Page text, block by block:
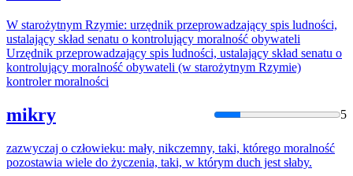
W starożytnym Rzymie: urzędnik przeprowadzający spis ludności,
ustalający skład senatu o kontrolujący moralność obywateli
Urzędnik przeprowadzający spis ludności, ustalający skład senatu o
kontrolujący moralność obywateli (w starożytnym Rzymie)
kontrolermoralności
mikry 5
zazwyczaj o człowieku: mały, nikczemny, taki, którego moralność
pozostawia wiele do życzenia, taki, w którym duch jest słaby.